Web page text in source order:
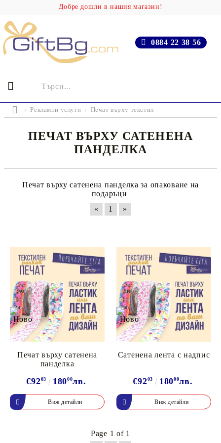
Добре дошли в нашия магазин!
0884 22 38 56
Рекламни услуги Печат върху текстил
ПЕЧАТ ВЪРХУ САТЕНЕНА
ПАНДЕЛКА
Печат върху сатенена панделка за опаковане на
подаръци
«
1 »
Печат върху сатенена
панделка
€9203 18000лв.
Виж детайли
Сатенена лента с надпис
€9203 18000лв.
Виж детайли
Page 1 of 1